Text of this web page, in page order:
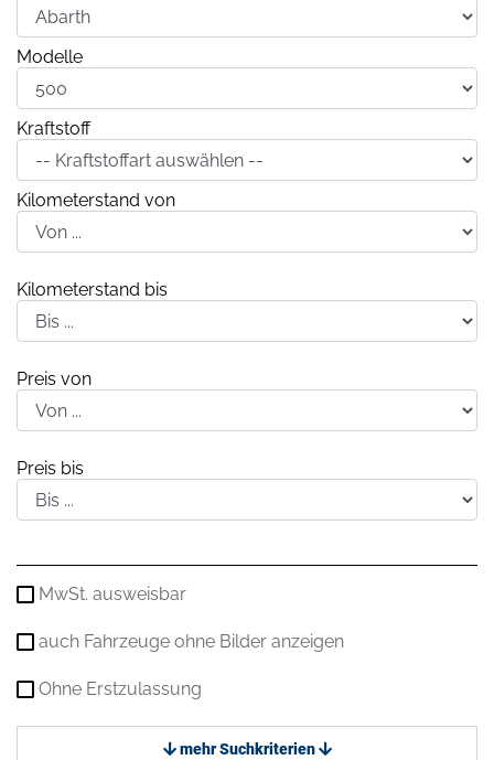
Modelle
Kraftstoff
Kilometerstand von
Kilometerstand bis
Preis von
Preis bis
MwSt. ausweisbar
auch Fahrzeuge ohne Bilder anzeigen
Ohne Erstzulassung
mehr Suchkriterien